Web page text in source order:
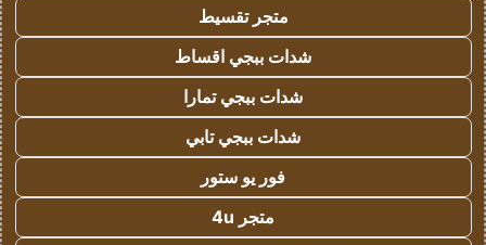
متجر تقسيط
شدات ببجي اقساط
شدات ببجي تمارا
شدات ببجي تابي
فور يو ستور
متجر 4u